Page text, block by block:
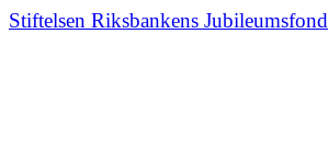
Stiftelsen Riksbankens Jubileumsfond